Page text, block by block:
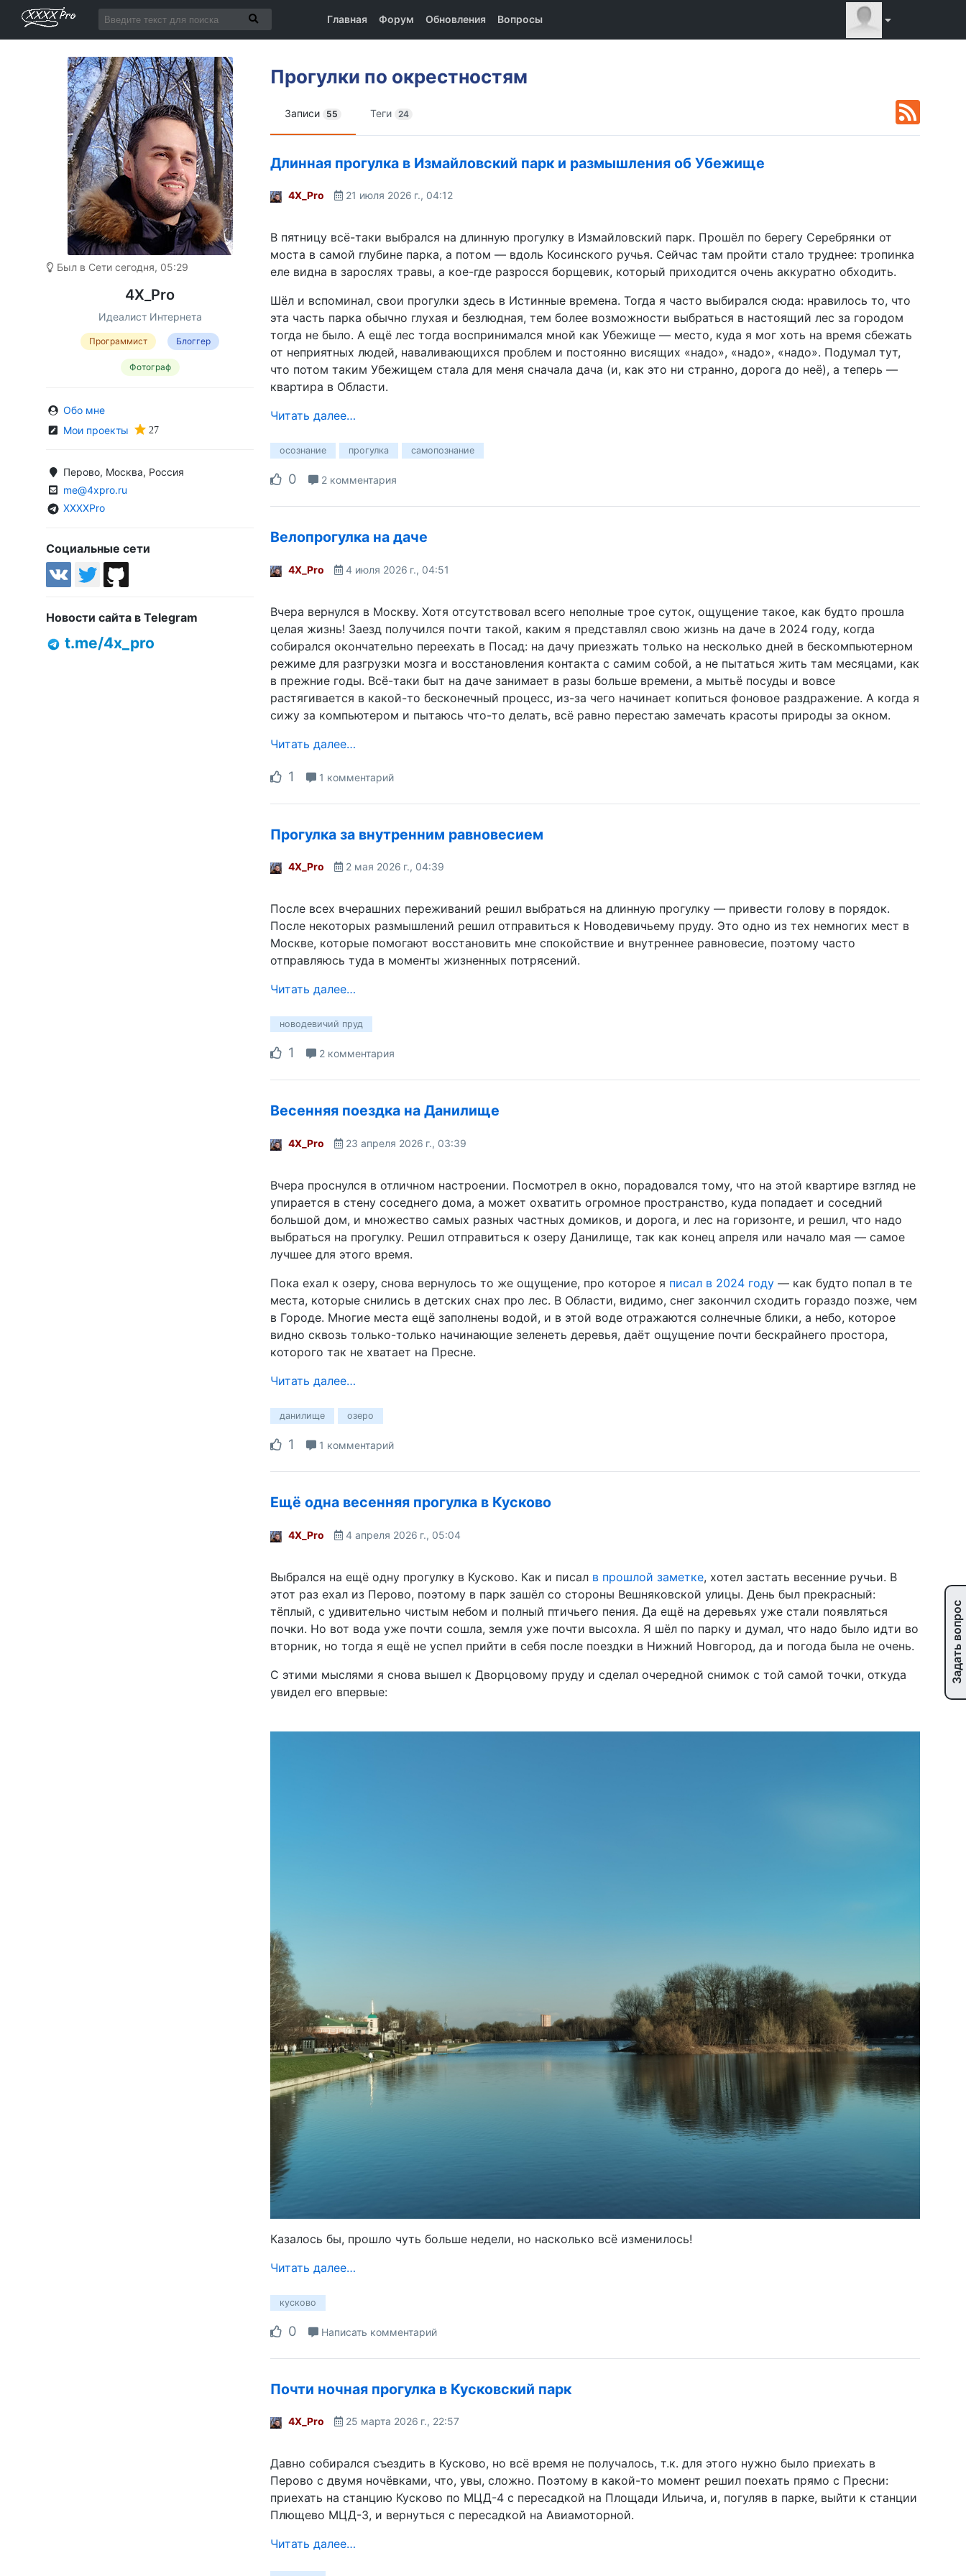
Главная Форум Обновления Вопросы
Был в Сети сегодня, 05:29
4X_Pro
Идеалист Интернета
Программист Блоггер
Фотограф
Обо мне
Мои проекты
Перово, Москва, Россия
me@4xpro.ru
XXXXPro
Социальные сети
Новости сайта в Telegram
t.me/4x_pro
Прогулки по окрестностям
Записи 55 Теги 24
Длинная прогулка в Измайловский парк и размышления об Убежище
4X_Pro 21 июля 2026 г., 04:12
В пятницу всё-таки выбрался на длинную прогулку в Измайловский парк. Прошёл по берегу Серебрянки от
моста в самой глубине парка, а потом — вдоль Косинского ручья. Сейчас там пройти стало труднее: тропинка
еле видна в зарослях травы, а кое-где разросся борщевик, который приходится очень аккуратно обходить.
Шёл и вспоминал, свои прогулки здесь в Истинные времена. Тогда я часто выбирался сюда: нравилось то, что
эта часть парка обычно глухая и безлюдная, тем более возможности выбраться в настоящий лес за городом
тогда не было. А ещё лес тогда воспринимался мной как Убежище — место, куда я мог хоть на время сбежать
от неприятных людей, наваливающихся проблем и постоянно висящих «надо», «надо», «надо». Подумал тут,
что потом таким Убежищем стала для меня сначала дача (и, как это ни странно, дорога до неё), а теперь —
квартира в Области.
Читать далее…
осознание прогулка самопознание
0 2 комментария
Велопрогулка на даче
4X_Pro 4 июля 2026 г., 04:51
Вчера вернулся в Москву. Хотя отсутствовал всего неполные трое суток, ощущение такое, как будто прошла
целая жизнь! Заезд получился почти такой, каким я представлял свою жизнь на даче в 2024 году, когда
собирался окончательно переехать в Посад: на дачу приезжать только на несколько дней в бескомпьютерном
режиме для разгрузки мозга и восстановления контакта с самим собой, а не пытаться жить там месяцами, как
в прежние годы. Всё-таки быт на даче занимает в разы больше времени, а мытьё посуды и вовсе
растягивается в какой-то бесконечный процесс, из-за чего начинает копиться фоновое раздражение. А когда я
сижу за компьютером и пытаюсь что-то делать, всё равно перестаю замечать красоты природы за окном.
Читать далее…
1 1 комментарий
Прогулка за внутренним равновесием
4X_Pro 2 мая 2026 г., 04:39
После всех вчерашних переживаний решил выбраться на длинную прогулку — привести голову в порядок.
После некоторых размышлений решил отправиться к Новодевичьему пруду. Это одно из тех немногих мест в
Москве, которые помогают восстановить мне спокойствие и внутреннее равновесие, поэтому часто
отправляюсь туда в моменты жизненных потрясений.
Читать далее…
новодевичий пруд
1 2 комментария
Весенняя поездка на Данилище
4X_Pro 23 апреля 2026 г., 03:39
Вчера проснулся в отличном настроении. Посмотрел в окно, порадовался тому, что на этой квартире взгляд не
упирается в стену соседнего дома, а может охватить огромное пространство, куда попадает и соседний
большой дом, и множество самых разных частных домиков, и дорога, и лес на горизонте, и решил, что надо
выбраться на прогулку. Решил отправиться к озеру Данилище, так как конец апреля или начало мая — самое
лучшее для этого время.
Пока ехал к озеру, снова вернулось то же ощущение, про которое я писал в 2024 году — как будто попал в те
места, которые снились в детских снах про лес. В Области, видимо, снег закончил сходить гораздо позже, чем
в Городе. Многие места ещё заполнены водой, и в этой воде отражаются солнечные блики, а небо, которое
видно сквозь только-только начинающие зеленеть деревья, даёт ощущение почти бескрайнего простора,
которого так не хватает на Пресне.
Читать далее…
данилище озеро
1 1 комментарий
Ещё одна весенняя прогулка в Кусково
4X_Pro 4 апреля 2026 г., 05:04
Выбрался на ещё одну прогулку в Кусково. Как и писал в прошлой заметке, хотел застать весенние ручьи. В
этот раз ехал из Перово, поэтому в парк зашёл со стороны Вешняковской улицы. День был прекрасный:
тёплый, с удивительно чистым небом и полный птичьего пения. Да ещё на деревьях уже стали появляться
почки. Но вот вода уже почти сошла, земля уже почти высохла. Я шёл по парку и думал, что надо было идти во
вторник, но тогда я ещё не успел прийти в себя после поездки в Нижний Новгород, да и погода была не очень.
С этими мыслями я снова вышел к Дворцовому пруду и сделал очередной снимок с той самой точки, откуда
увидел его впервые:
Казалось бы, прошло чуть больше недели, но насколько всё изменилось!
Читать далее…
кусково
0 Написать комментарий
Почти ночная прогулка в Кусковский парк
4X_Pro 25 марта 2026 г., 22:57
Давно собирался съездить в Кусково, но всё время не получалось, т.к. для этого нужно было приехать в
Перово с двумя ночёвками, что, увы, сложно. Поэтому в какой-то момент решил поехать прямо с Пресни:
приехать на станцию Кусково по МЦД-4 с пересадкой на Площади Ильича, и, погуляв в парке, выйти к станции
Плющево МЦД-3, и вернуться с пересадкой на Авиамоторной.
Читать далее…
Задать вопрос